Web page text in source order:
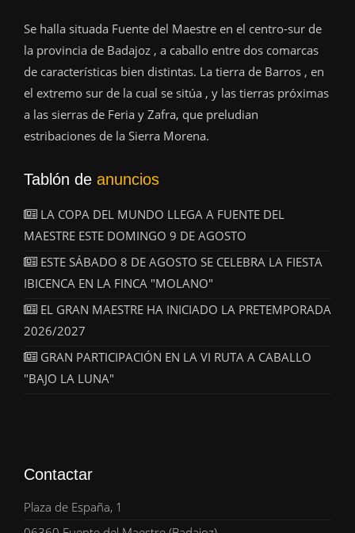
Se halla situada Fuente del Maestre en el centro-sur de
la provincia de Badajoz , a caballo entre dos comarcas
de características bien distintas. La tierra de Barros , en
el extremo sur de la cual se sitúa , y las tierras próximas
a las sierras de Feria y Zafra, que preludian
estribaciones de la Sierra Morena.
Tablón de anuncios
LA COPA DEL MUNDO LLEGA A FUENTE DEL
MAESTRE ESTE DOMINGO 9 DE AGOSTO
ESTE SÁBADO 8 DE AGOSTO SE CELEBRA LA FIESTA
IBICENCA EN LA FINCA "MOLANO"
EL GRAN MAESTRE HA INICIADO LA PRETEMPORADA
2026/2027
GRAN PARTICIPACIÓN EN LA VI RUTA A CABALLO
"BAJO LA LUNA"
Contactar
Plaza de España, 1